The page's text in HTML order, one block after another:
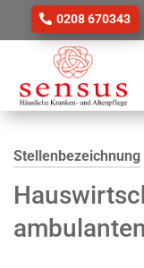
0208 670343
Stellenbezeichnung